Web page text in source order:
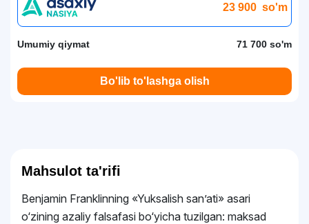
23 900 so'm
Umumiy qiymat 71 700 so'm
Bo'lib to'lashga olish
Mahsulot ta'rifi
Benjamin Franklinning «Yuksalish sanʼati» asari
o‘zining azaliy falsafasi bo‘yicha tuzilgan: maksad